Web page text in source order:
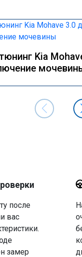
Kia
после
вас
замер